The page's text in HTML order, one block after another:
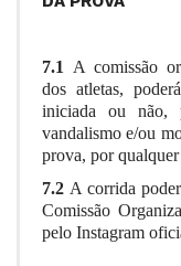
7.1 A comissão
dos atletas,
iniciada ou não,
vandalismo e/ou
prova, por
7.2 A corrida
Comissão
pelo Instagram